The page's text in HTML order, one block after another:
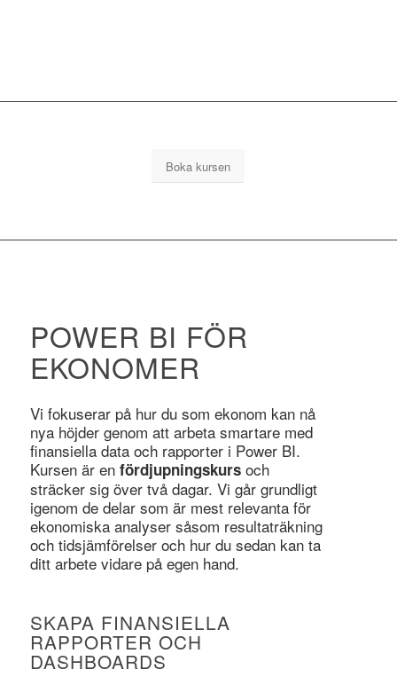
Boka kursen
POWER BI FÖR
EKONOMER
Vi fokuserar på hur du som ekonom kan nå
nya höjder genom att arbeta smartare med
finansiella data och rapporter i Power BI.
Kursen är en fördjupningskurs och
sträcker sig över två dagar. Vi går grundligt
igenom de delar som är mest relevanta för
ekonomiska analyser såsom resultaträkning
och tidsjämförelser och hur du sedan kan ta
ditt arbete vidare på egen hand.
SKAPA FINANSIELLA
RAPPORTER OCH
DASHBOARDS